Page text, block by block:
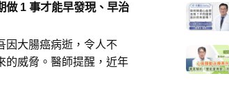
做 1 事才能早發現、早治
因大腸癌病逝，令人不
的威脅。醫師提醒，近年